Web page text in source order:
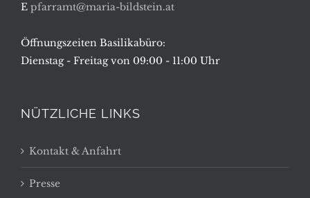
E pfarramt@maria-bildstein.at
Öffnungszeiten Basilikabüro:
Dienstag - Freitag von 09:00 - 11:00 Uhr
NÜTZLICHE LINKS
Kontakt & Anfahrt
Presse